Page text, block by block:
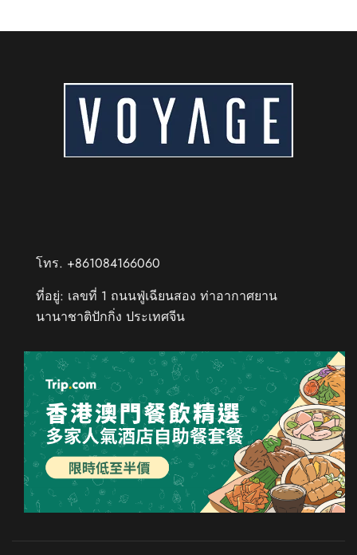
โทร. +861084166060
ที่อยู่: เลขที่ 1 ถนนฟู่เฉียนสอง ท่าอากาศยาน
นานาชาติปักกิ่ง ประเทศจีน
Chinese (Hong Kong)
Chinese (Taiwan)